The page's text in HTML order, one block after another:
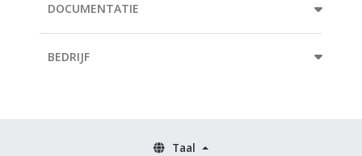
DOCUMENTATIE
BEDRIJF
Taal